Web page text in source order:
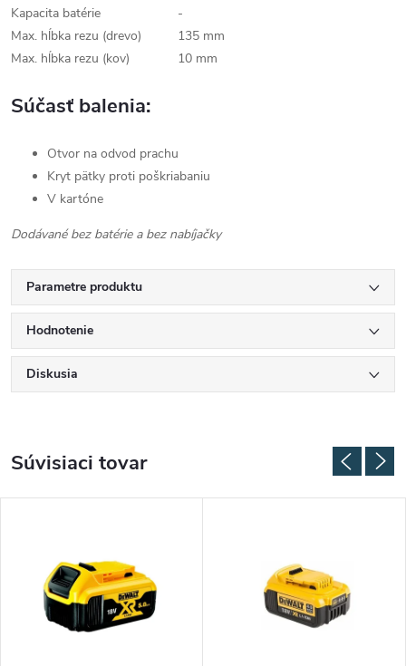
Kapacita batérie
-
Max. hĺbka rezu (drevo)
135 mm
Max. hĺbka rezu (kov)
10 mm
Súčasť balenia:
Otvor na odvod prachu
Kryt pätky proti poškriabaniu
V kartóne
Dodávané bez batérie a bez nabíjačky
Parametre produktu
Hodnotenie
Diskusia
Súvisiaci tovar